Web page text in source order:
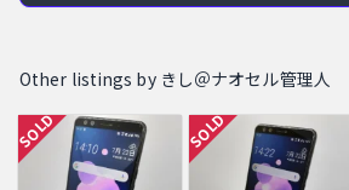
Other listings by きし＠ナオセル管理人
SOLD SOLD